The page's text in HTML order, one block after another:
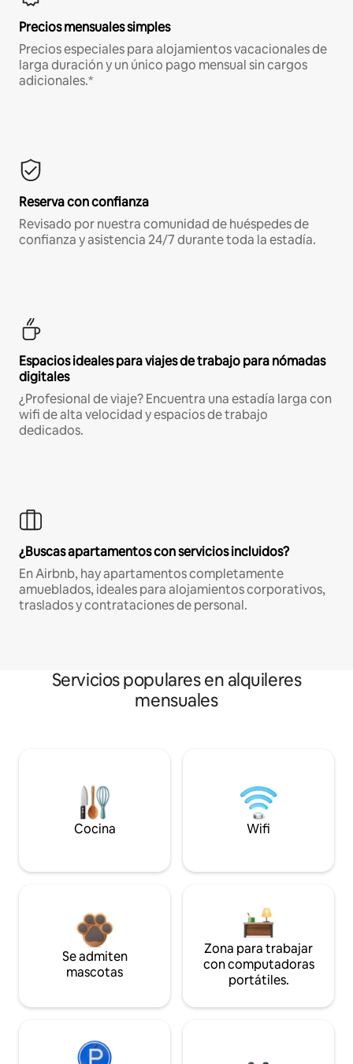
Precios mensuales simples
Precios especiales para alojamientos vacacionales de
larga duración y un único pago mensual sin cargos
adicionales.*
Reserva con confianza
Revisado por nuestra comunidad de huéspedes de
confianza y asistencia 24/7 durante toda la estadía.
Espacios ideales para viajes de trabajo para nómadas
digitales
¿Profesional de viaje? Encuentra una estadía larga con
wifi de alta velocidad y espacios de trabajo
dedicados.
¿Buscas apartamentos con servicios incluidos?
En Airbnb, hay apartamentos completamente
amueblados, ideales para alojamientos corporativos,
traslados y contrataciones de personal.
Servicios populares en alquileres
mensuales
Cocina Wifi
Se admiten
mascotas
Zona para trabajar
con computadoras
portátiles.